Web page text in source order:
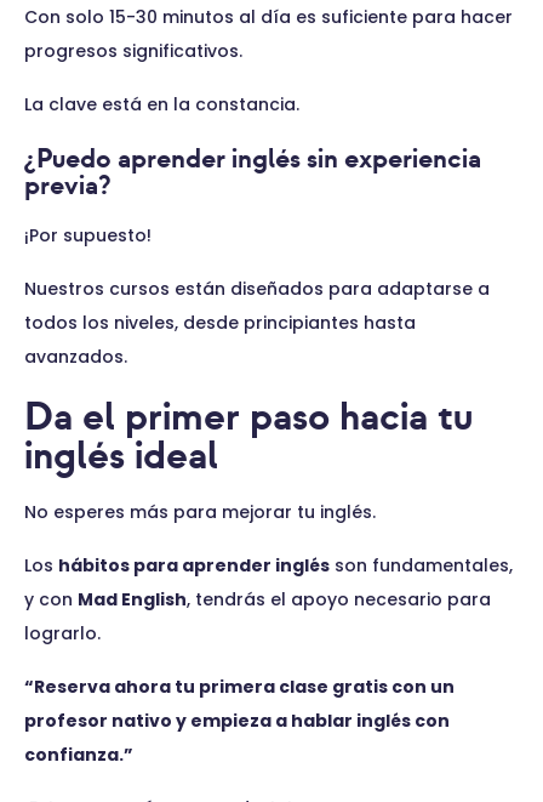
Con solo 15-30 minutos al día es suficiente para hacer
progresos significativos.
La clave está en la constancia.
¿Puedo aprender inglés sin experiencia
previa?
¡Por supuesto!
Nuestros cursos están diseñados para adaptarse a
todos los niveles, desde principiantes hasta
avanzados.
Da el primer paso hacia tu
inglés ideal
No esperes más para mejorar tu inglés.
Los hábitos para aprender inglés son fundamentales,
y con Mad English, tendrás el apoyo necesario para
lograrlo.
“Reserva ahora tu primera clase gratis con un
profesor nativo y empieza a hablar inglés con
confianza.”